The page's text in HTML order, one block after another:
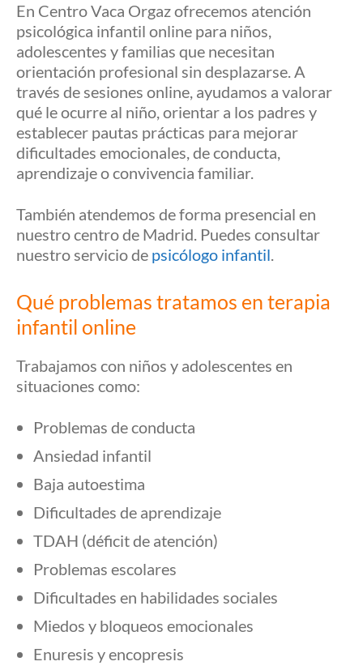
En Centro Vaca Orgaz ofrecemos atención
psicológica infantil online para niños,
adolescentes y familias que necesitan
orientación profesional sin desplazarse. A
través de sesiones online, ayudamos a valorar
qué le ocurre al niño, orientar a los padres y
establecer pautas prácticas para mejorar
dificultades emocionales, de conducta,
aprendizaje o convivencia familiar.
También atendemos de forma presencial en
nuestro centro de Madrid. Puedes consultar
nuestro servicio de psicólogo infantil.
Qué problemas tratamos en terapia
infantil online
Trabajamos con niños y adolescentes en
situaciones como:
Problemas de conducta
Ansiedad infantil
Baja autoestima
Dificultades de aprendizaje
TDAH (déficit de atención)
Problemas escolares
Dificultades en habilidades sociales
Miedos y bloqueos emocionales
Enuresis y encopresis